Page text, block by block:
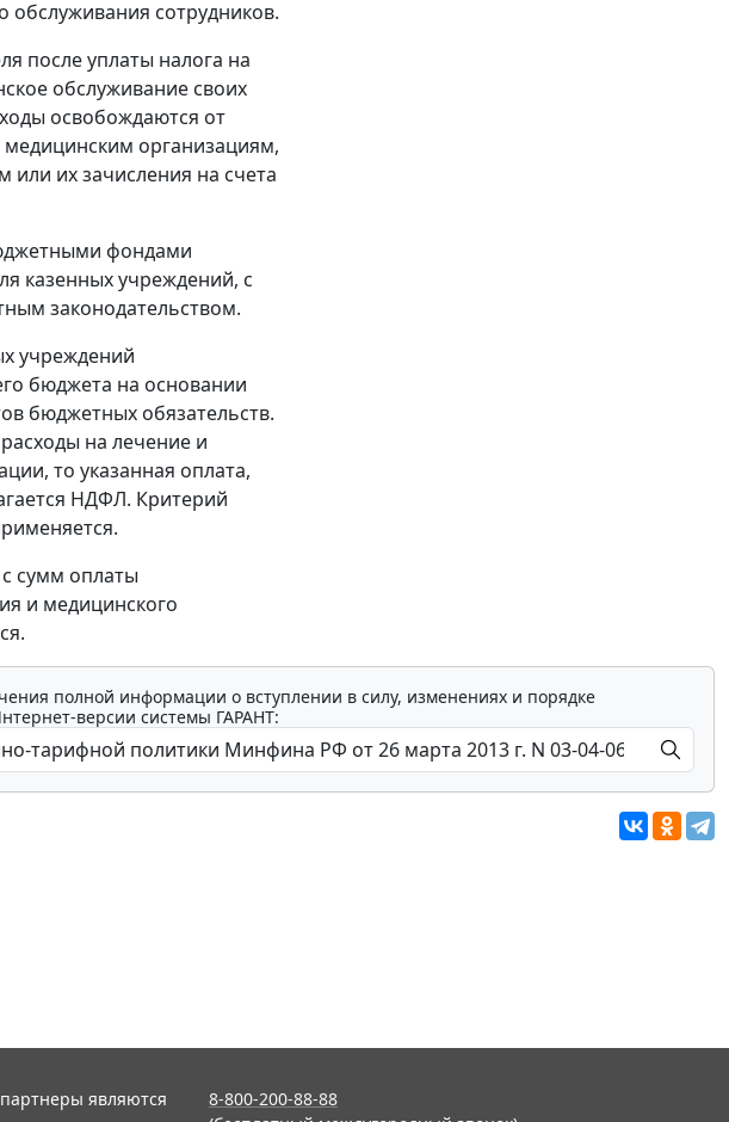
сотрудников.
после уплаты налога на
обслуживание своих
освобождаются от
организациям,
или их зачисления на счета
фондами
казенных учреждений, с
законодательством.
учреждений
бюджета на основании
бюджетных обязательств.
на лечение и
то указанная оплата,
НДФЛ. Критерий
сумм оплаты
и медицинского
полной информации о вступлении в силу, изменениях и порядке
версии системы ГАРАНТ:
являются
8-800-200-88-88